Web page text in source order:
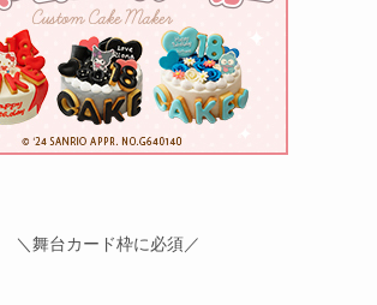
＼舞台カード枠に必須／